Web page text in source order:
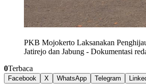
PKB Mojokerto Laksanakan
Jatirejo dan Jabung - Dokumentasi
0Terbaca
Facebook X WhatsApp Telegram